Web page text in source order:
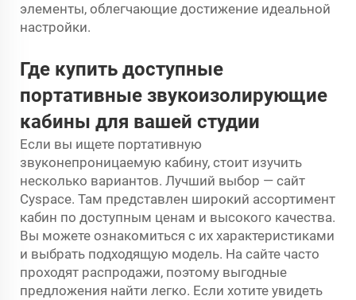
элементы, облегчающие достижение идеальной
настройки.
Где купить доступные
портативные звукоизолирующие
кабины для вашей студии
Если вы ищете портативную
звуконепроницаемую кабину, стоит изучить
несколько вариантов. Лучший выбор — сайт
Cyspace. Там представлен широкий ассортимент
кабин по доступным ценам и высокого качества.
Вы можете ознакомиться с их характеристиками
и выбрать подходящую модель. На сайте часто
проходят распродажи, поэтому выгодные
предложения найти легко. Если хотите увидеть